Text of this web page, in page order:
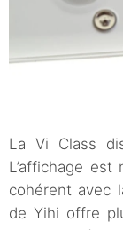
La Vi Class
L’affichage
cohérent avec
de Yihi offre